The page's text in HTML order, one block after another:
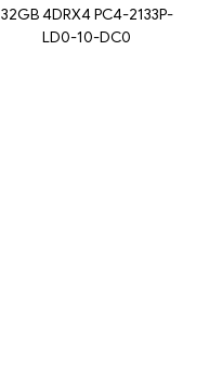
32GB 4DRX4 PC4-2133P-
LD0-10-DC0